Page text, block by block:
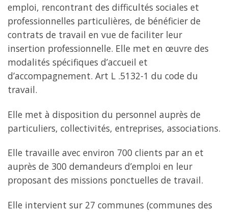
emploi, rencontrant des difficultés sociales et
professionnelles particulières, de bénéficier de
contrats de travail en vue de faciliter leur
insertion professionnelle. Elle met en œuvre des
modalités spécifiques d’accueil et
d’accompagnement. Art L .5132-1 du code du
travail.
Elle met à disposition du personnel auprès de
particuliers, collectivités, entreprises, associations.
Elle travaille avec environ 700 clients par an et
auprès de 300 demandeurs d’emploi en leur
proposant des missions ponctuelles de travail.
Elle intervient sur 27 communes (communes des